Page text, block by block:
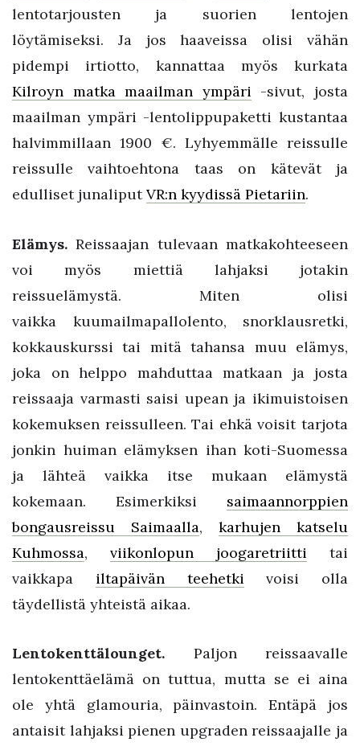
lentotarjousten ja suorien lentojen
löytämiseksi. Ja jos haaveissa olisi vähän
pidempi irtiotto, kannattaa myös kurkata
Kilroyn matka maailman ympäri -sivut, josta
maailman ympäri -lentolippupaketti kustantaa
halvimmillaan 1900 €. Lyhyemmälle reissulle
reissulle vaihtoehtona taas on kätevät ja
edulliset junaliputVR:n kyydissä Pietariin.
Elämys. Reissaajan tulevaan matkakohteeseen
voi myös miettiä lahjaksi jotakin
reissuelämystä. Miten olisi
vaikka kuumailmapallolento, snorklausretki,
kokkauskurssi tai mitä tahansa muu elämys,
joka on helppo mahduttaa matkaan ja josta
reissaaja varmasti saisi upean ja ikimuistoisen
kokemuksen reissulleen. Tai ehkä voisit tarjota
jonkin huiman elämyksen ihan koti-Suomessa
ja lähteä vaikka itse mukaan elämystä
kokemaan. Esimerkiksi saimaannorppien
bongausreissu Saimaalla, karhujen katselu
Kuhmossa, viikonlopun joogaretriitti tai
vaikkapa iltapäivän teehetki voisi olla
täydellistä yhteistä aikaa.
Lentokenttälounget. Paljon reissaavalle
lentokenttäelämä on tuttua, mutta se ei aina
ole yhtä glamouria, päinvastoin. Entäpä jos
antaisit lahjaksi pienen upgraden reissaajalle ja